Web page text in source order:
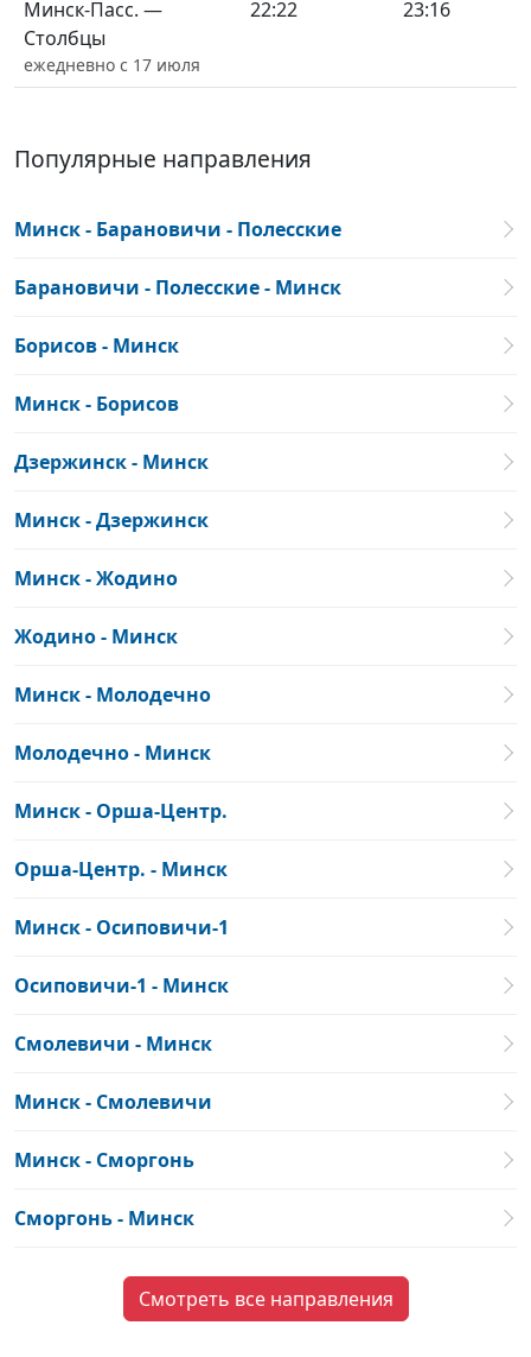
Минск-Пасс. —
Столбцы
ежедневно с 17 июля
22:22 23:16
Популярные направления
Минск - Барановичи - Полесские
Барановичи - Полесские - Минск
Борисов - Минск
Минск - Борисов
Дзержинск - Минск
Минск - Дзержинск
Минск - Жодино
Жодино - Минск
Минск - Молодечно
Молодечно - Минск
Минск - Орша-Центр.
Орша-Центр. - Минск
Минск - Осиповичи-1
Осиповичи-1 - Минск
Смолевичи - Минск
Минск - Смолевичи
Минск - Сморгонь
Сморгонь - Минск
Смотреть все направления